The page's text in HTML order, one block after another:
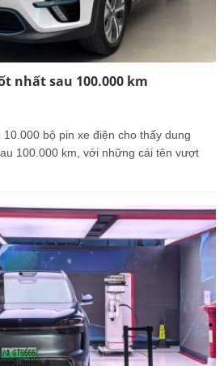
nhất sau 100.000 km
bộ pin xe điện cho thấy dung
100.000 km, với những cái tên vượt